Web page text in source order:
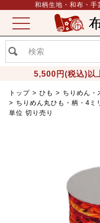
和柄生地・和布・手
5,500円(税込)以
ME
NU
トップ ひも ちりめん・
ちりめん丸ひも・柄・4
単位 切り売り